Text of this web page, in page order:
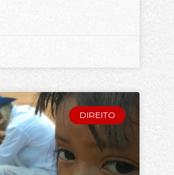
DIREITO